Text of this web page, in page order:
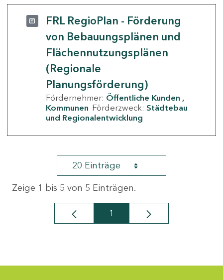
FRL RegioPlan - Förderung
von Bebauungsplänen und
Flächennutzungsplänen
(Regionale
Planungsförderung)
Fördernehmer: Öffentliche Kunden
Kommunen Förderzweck: Städtebau
und Regionalentwicklung
20 Einträge
Zeige 1 bis 5 von 5 Einträgen.
Seite
1